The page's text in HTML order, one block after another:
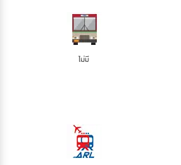
ไม่มี